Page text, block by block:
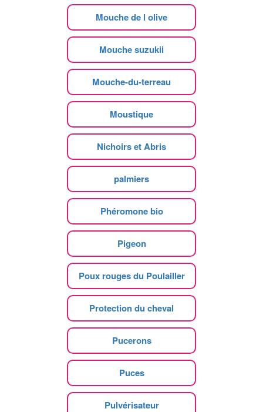
Mouche de l olive
Mouche suzukii
Mouche-du-terreau
Moustique
Nichoirs et Abris
palmiers
Phéromone bio
Pigeon
Poux rouges du Poulailler
Protection du cheval
Pucerons
Puces
Pulvérisateur